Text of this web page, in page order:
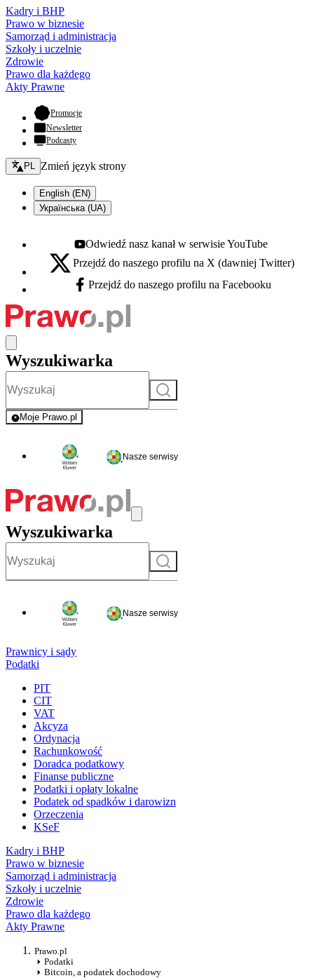
Kadry i BHP
Prawo w biznesie
Samorząd i administracja
Szkoły i uczelnie
Zdrowie
Prawo dla każdego
Akty Prawne
Promocje- otwiera się w nowej karcie
Newsletter
Podcasty
Zmień język - bieżący:
PL Zmień język strony
English (EN)
Українська (UA)
Youtube - otwiera się w nowej karcie
Odwiedź nasz kanał w serwisie YouTube
X - otwiera się w nowej karcie
Przejdź do naszego profilu na X (dawniej Twitter)
Facebook - otwiera się w nowej karcie
Przejdź do naszego profilu na Facebooku
Wyszukiwarka
Szukaj
Moje Prawo.pl
- rejestracja i logowanie do serwisu
Nasze serwisy
Wyszukiwarka
Szukaj
Nasze serwisy
Prawnicy i sądy
Podatki
PIT
CIT
VAT
Akcyza
Ordynacja
Rachunkowość
Doradca podatkowy
Finanse publiczne
Podatki i opłaty lokalne
Podatek od spadków i darowizn
Orzeczenia
KSeF
Kadry i BHP
Prawo w biznesie
Samorząd i administracja
Szkoły i uczelnie
Zdrowie
Prawo dla każdego
Akty Prawne
Prawo.pl
Podatki
Bitcoin, a podatek dochodowy